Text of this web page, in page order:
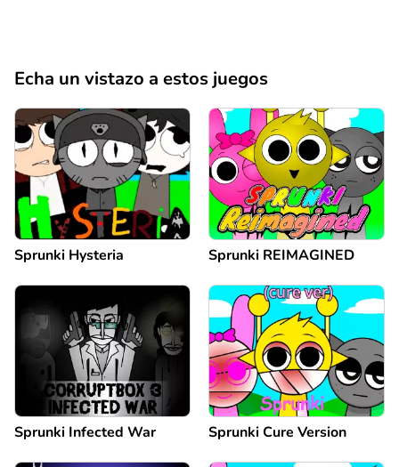
Echa un vistazo a estos juegos
Sprunki Hysteria Sprunki REIMAGINED
Sprunki Infected War Sprunki Cure Version